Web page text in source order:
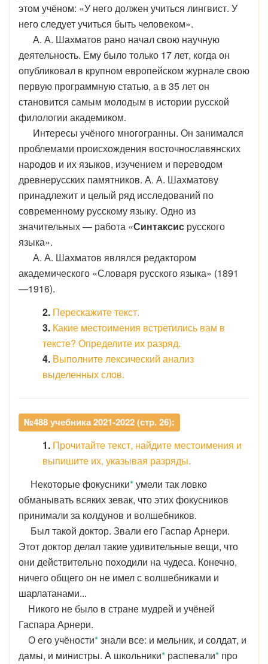
этом учёном: «У него должен учиться лингвист. У
него следует учиться быть человеком».
А. А. Шахматов рано начал свою научную
деятельность. Ему было только 17 лет, когда он
опубликовал в крупном европейском журнале свою
первую программную статью, а в 35 лет он
становится самым молодым в истории русской
филологии академиком.
Интересы учёного многогранны. Он занимался
проблемами происхождения восточнославянских
народов и их языков, изучением и переводом
древнерусских памятников. А. А. Шахматову
принадлежит и целый ряд исследований по
современному русскому языку. Одно из
значительных — работа «Синтаксис русского
языка».
А. А. Шахматов являлся редактором
академического «Словаря русского языка» (1891
—1916).
2. Перескажите текст.
3. Какие местоимения встретились вам в
тексте? Определите их разряд.
4. Выполните лексический анализ
выделенных слов.
№488 учебника 2021-2022 (стр. 26):
1. Прочитайте текст, найдите местоимения и
выпишите их, указывая разряды.
Некоторые фокусники*умели так ловко
обманывать всяких зевак, что этих фокусников
принимали за колдунов и волшебников.
Был такой доктор. Звали его Гаспар Арнери.
Этот доктор делал такие удивительные вещи, что
они действительно походили на чудеса. Конечно,
ничего общего он не имел с волшебниками и
шарлатанами...
Никого не было в стране мудрей и учёней
Гаспара Арнери.
О его учёности*знали все: и мельник, и солдат, и
дамы, и министры. А школьники* распевали* про